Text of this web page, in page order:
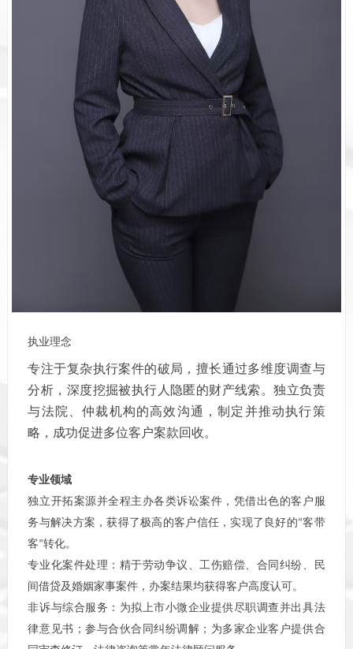
执业理念
专注于复杂执行案件的破局，擅长通过多维度调查与
分析，深度挖掘被执行人隐匿的财产线索。独立负责
与法院、仲裁机构的高效沟通，制定并推动执行策
略，成功促进多位客户案款回收。
专业领域
独立开拓案源并全程主办各类诉讼案件，凭借出色的客户服
务与解决方案，获得了极高的客户信任，实现了良好的“客带
客”转化。
专业化案件处理：精于劳动争议、工伤赔偿、合同纠纷、民
间借贷及婚姻家事案件，办案结果均获得客户高度认可。
非诉与综合服务：为拟上市小微企业提供尽职调查并出具法
律意见书；参与合伙合同纠纷调解；为多家企业客户提供合